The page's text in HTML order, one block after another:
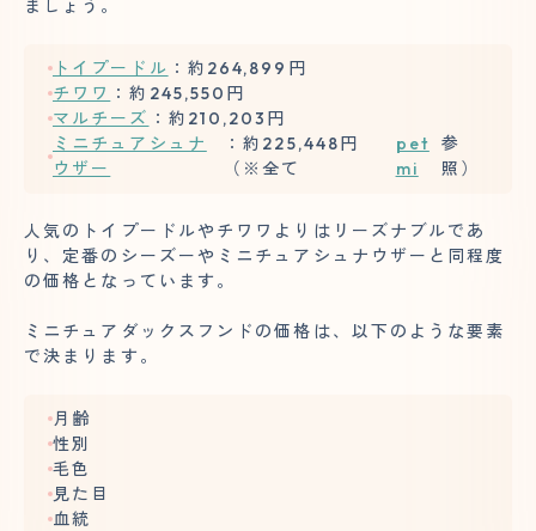
ましょう。
トイプードル ：約264,899円
チワワ ：約245,550円
マルチーズ ：約210,203円
ミニチュアシュナ
ウザー
：約225,448円
（※全て
pet
mi
参
照）
人気のトイプードルやチワワよりはリーズナブルであ
り、定番のシーズーやミニチュアシュナウザーと同程度
の価格となっています。
ミニチュアダックスフンドの価格は、以下のような要素
で決まります。
月齢
性別
毛色
見た目
血統